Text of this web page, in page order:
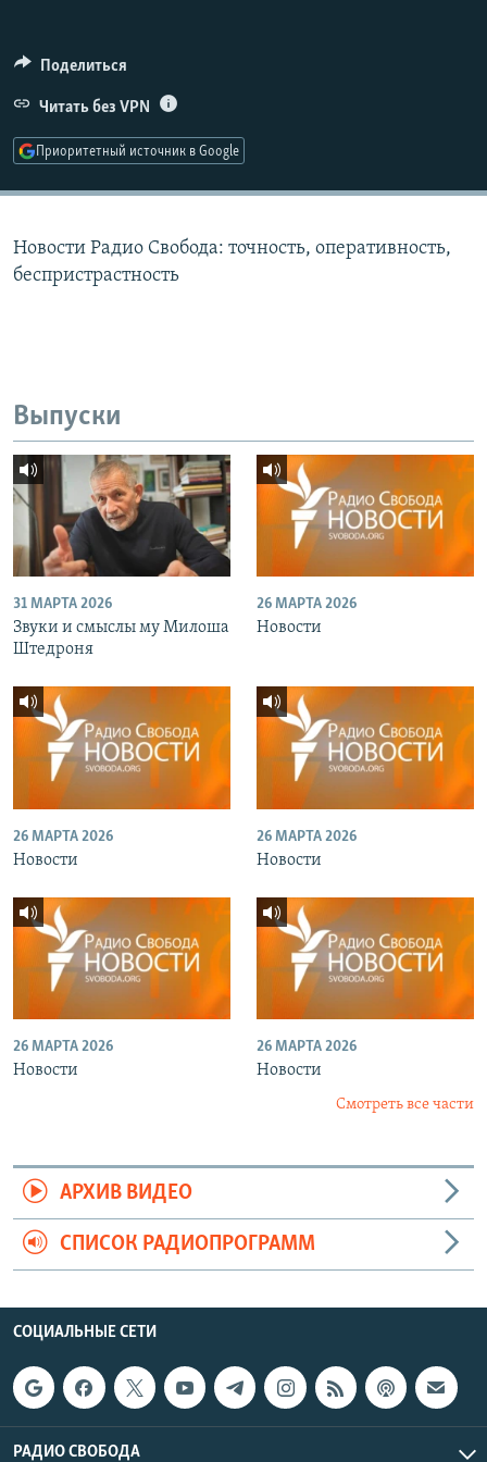
ПОДПИШИТЕСЬ НА РАССЫЛКУ
СОЦИАЛЬНЫЕ СЕТИ
Поделиться
Читать без VPN
Приоритетный источник в Google
Новости Радио Свобода: точность, оперативность,
беспристрастность
Выпуски
31 МАРТА 2026
Звуки и смыслы му Милоша
Штедроня
26 МАРТА 2026
Новости
26 МАРТА 2026
Новости
26 МАРТА 2026
Новости
26 МАРТА 2026
Новости
26 МАРТА 2026
Новости
Смотреть все части
АРХИВ ВИДЕО
СПИСОК РАДИОПРОГРАММ
СОЦИАЛЬНЫЕ СЕТИ
РАДИО СВОБОДА